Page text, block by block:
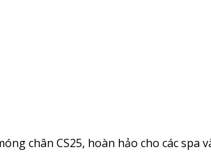
chân CS25, hoàn hảo cho các